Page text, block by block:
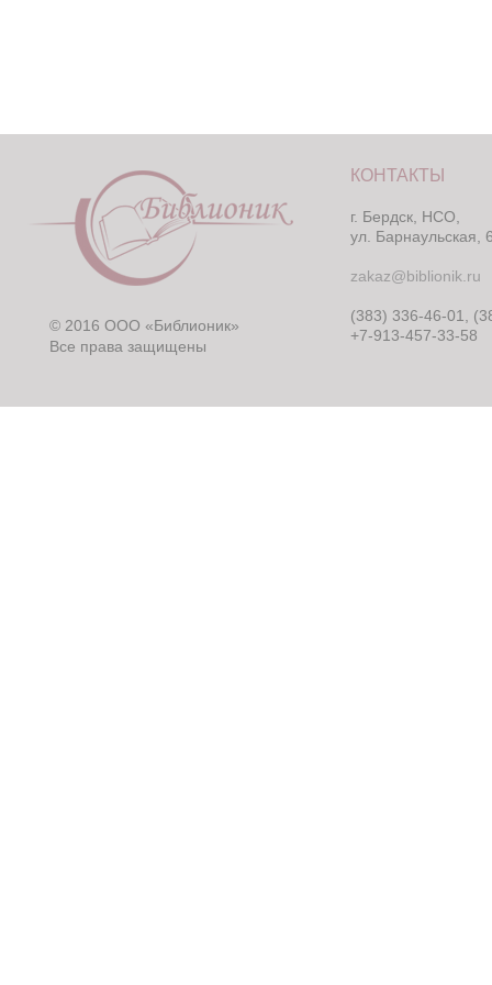
© 2016 ООО «Библионик»
Все права защищены
КОНТАКТЫ
г. Бердск, НСО,
ул. Барнаульская,
zakaz@biblionik.ru
(383) 336-46-01,
+7-913-457-33-58